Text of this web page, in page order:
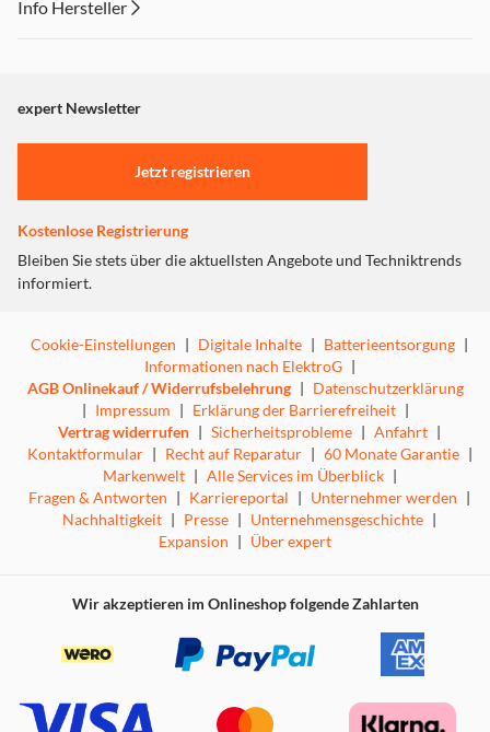
Info Hersteller
"Marketing".
Einstellungen anpassen
expert Newsletter
Jetzt registrieren
Kostenlose Registrierung
Bleiben Sie stets über die aktuellsten Angebote und Techniktrends
informiert.
Cookie-Einstellungen | Digitale Inhalte | Batterieentsorgung |
Informationen nach ElektroG |
AGB Onlinekauf / Widerrufsbelehrung | Datenschutzerklärung
| Impressum | Erklärung der Barrierefreiheit |
Vertrag widerrufen | Sicherheitsprobleme | Anfahrt |
Kontaktformular | Recht auf Reparatur | 60 Monate Garantie |
Markenwelt | Alle Services im Überblick |
Fragen & Antworten | Karriereportal | Unternehmer werden |
Nachhaltigkeit | Presse | Unternehmensgeschichte |
Expansion | Über expert
Wir akzeptieren im Onlineshop folgende Zahlarten